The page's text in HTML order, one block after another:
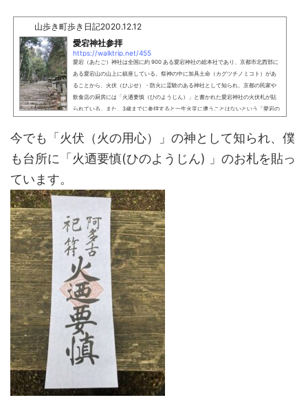
山歩き町歩き日記2020.12.12
愛宕神社参拝
https://walktrip.net/455
愛宕（あたご）神社は全国に約 900 ある愛宕神社の総本社であり、京都市北西部に
ある愛宕山の山上に鎮座している。祭神の中に加具土命（カグツチノミコト）があ
ることから、火伏（ひぶせ）・防火に霊験のある神社として知られ、京都の民家や
飲食店の厨房には「火迺要慎（ひのようじん）」と書かれた愛宕神社の火伏札が貼
られている。また、3歳までに参拝すると一生火災に遭うことはないという「愛宕の
ができる。さらに、千日詣りも有名であり、毎年７月３...
今でも「火伏（火の用心）」の神として知られ、僕
も台所に「火迺要慎(ひのようじん) 」のお札を貼っ
ています。